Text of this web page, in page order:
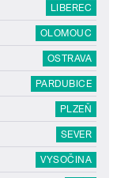
LIBEREC
OLOMOUC
OSTRAVA
PARDUBICE
PLZEŇ
SEVER
VYSOČINA